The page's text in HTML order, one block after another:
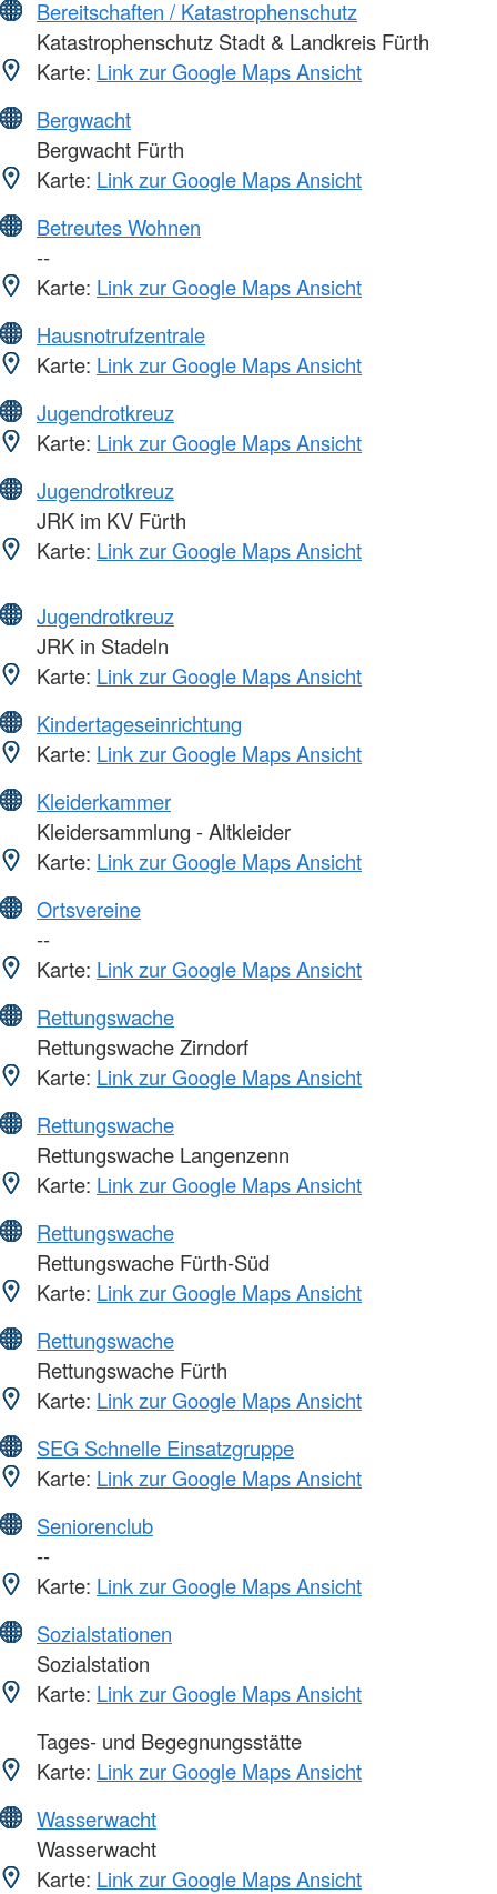
Bereitschaften / Katastrophenschutz
Katastrophenschutz Stadt & Landkreis Fürth
Karte: Link zur Google Maps Ansicht
Bergwacht
Bergwacht Fürth
Karte: Link zur Google Maps Ansicht
Betreutes Wohnen
--
Karte: Link zur Google Maps Ansicht
Hausnotrufzentrale
Karte: Link zur Google Maps Ansicht
Jugendrotkreuz
Karte: Link zur Google Maps Ansicht
Jugendrotkreuz
JRK im KV Fürth
Karte: Link zur Google Maps Ansicht
Jugendrotkreuz
JRK in Stadeln
Karte: Link zur Google Maps Ansicht
Kindertageseinrichtung
Karte: Link zur Google Maps Ansicht
Kleiderkammer
Kleidersammlung - Altkleider
Karte: Link zur Google Maps Ansicht
Ortsvereine
--
Karte: Link zur Google Maps Ansicht
Rettungswache
Rettungswache Zirndorf
Karte: Link zur Google Maps Ansicht
Rettungswache
Rettungswache Langenzenn
Karte: Link zur Google Maps Ansicht
Rettungswache
Rettungswache Fürth-Süd
Karte: Link zur Google Maps Ansicht
Rettungswache
Rettungswache Fürth
Karte: Link zur Google Maps Ansicht
SEG Schnelle Einsatzgruppe
Karte: Link zur Google Maps Ansicht
Seniorenclub
--
Karte: Link zur Google Maps Ansicht
Sozialstationen
Sozialstation
Karte: Link zur Google Maps Ansicht
Tages- und Begegnungsstätte
Karte: Link zur Google Maps Ansicht
Wasserwacht
Wasserwacht
Karte: Link zur Google Maps Ansicht